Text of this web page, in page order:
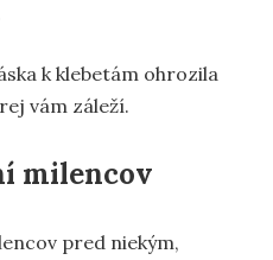
k klebetám ohrozila
vám záleží.
milencov
pred niekým,